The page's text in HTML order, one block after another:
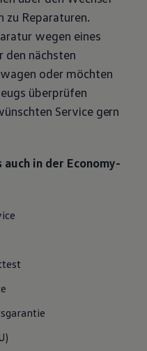
zu Reparaturen.
wegen eines
den nächsten
oder möchten
überprüfen
Servicegern
in der Economy-
)